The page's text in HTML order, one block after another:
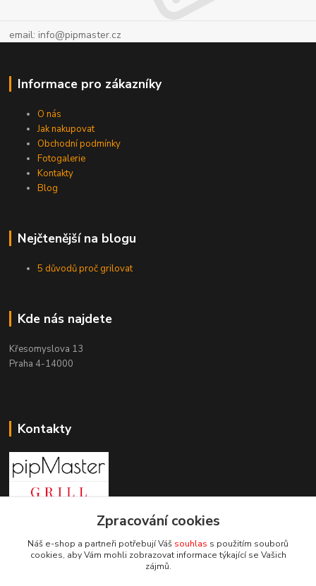
email: info@pipmaster.cz
Informace pro zákazníky
O nás
Jak nakupovat
Obchodní podmínky
Fotogalerie
Kontakty
Blog
Nejčtenější na blogu
5 důvodů proč grilovat
Kde nás najdete
Křesomyslova 13
Praha 4-14000
Kontakty
+420 603 197 240
info@pipmaster.cz
Zpracování cookies
Náš e-shop a partneři potřebují Váš souhlas s použitím souborů
cookies, aby Vám mohli zobrazovat informace týkající se Vašich
zájmů.